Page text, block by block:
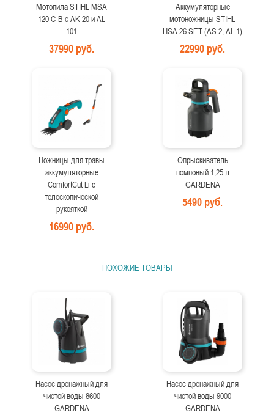
Мотопила STIHL MSA
120 C-B с AK 20 и AL
101
37990 руб.
Аккумуляторные
мотоножницы STIHL
HSA 26 SET (AS 2, AL 1)
22990 руб.
Ножницы для травы
аккумуляторные
ComfortCut Li с
телескопической
рукояткой
16990 руб.
Опрыскиватель
помповый 1,25 л
GARDENA
5490 руб.
ПОХОЖИЕ ТОВАРЫ
Насос дренажный для
чистой воды 8600
GARDENA
Насос дренажный для
чистой воды 9000
GARDENA